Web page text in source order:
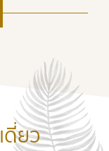
ดี่ยว